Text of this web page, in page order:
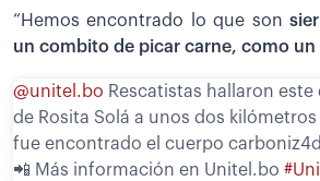
“Hemos encontrado lo que son
un combito de picar carne, como
@unitel.bo Rescatistas hallaron
de Rosita Solá a unos dos
fue encontrado el cuerpo
📲 Más información en Unitel.bo